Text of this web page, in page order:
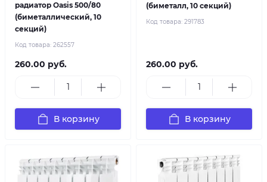
радиатор Oasis 500/80
(биметаллический, 10
секций)
Код товара: 262557
260.00 руб.
В корзину
(биметалл, 10 секций)
Код товара: 291783
260.00 руб.
В корзину